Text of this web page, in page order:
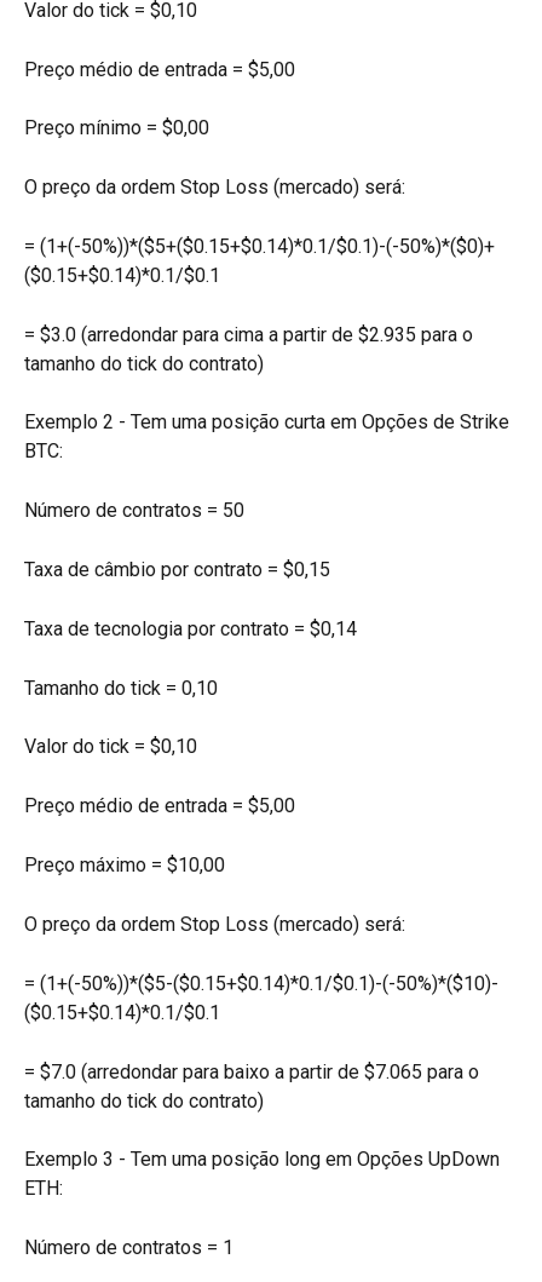
Valor do tick = $0,10
Preço médio de entrada = $5,00
Preço mínimo = $0,00
O preço da ordem Stop Loss (mercado) será:
= (1+(-50%))*($5+($0.15+$0.14)*0.1/$0.1)-(-50%)*($0)+
($0.15+$0.14)*0.1/$0.1
= $3.0 (arredondar para cima a partir de $2.935 para o
tamanho do tick do contrato)
Exemplo 2 - Tem uma posição curta em Opções de Strike
BTC:
Número de contratos = 50
Taxa de câmbio por contrato = $0,15
Taxa de tecnologia por contrato = $0,14
Tamanho do tick = 0,10
Valor do tick = $0,10
Preço médio de entrada = $5,00
Preço máximo = $10,00
O preço da ordem Stop Loss (mercado) será:
= (1+(-50%))*($5-($0.15+$0.14)*0.1/$0.1)-(-50%)*($10)-
($0.15+$0.14)*0.1/$0.1
= $7.0 (arredondar para baixo a partir de $7.065 para o
tamanho do tick do contrato)
Exemplo 3 - Tem uma posição long em Opções UpDown
ETH:
Número de contratos = 1